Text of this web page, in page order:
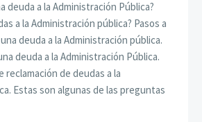
deuda a la Administración Pública?
a la Administración pública? Pasos a
deuda a la Administración pública.
deuda a la Administración Pública.
reclamación de deudas a la
Estas son algunas de las preguntas